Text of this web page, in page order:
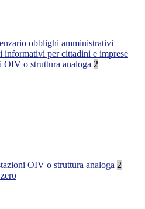
obblighi amministrativi
informativi per cittadini e imprese
OIV o struttura analoga 2
OIV o struttura analoga 2